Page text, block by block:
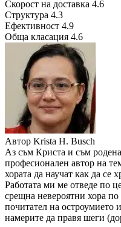
Скорост на доставка 4.6
Структура 4.3
Ефективност 4.9
Обща класация 4.6
Автор Krista H. Busch
Аз съм Криста и съм
професионален автор на
хората да научат как да се
Работата ми ме отведе по
срещна невероятни хора
почитател на остроумието
намерите да правя шеги